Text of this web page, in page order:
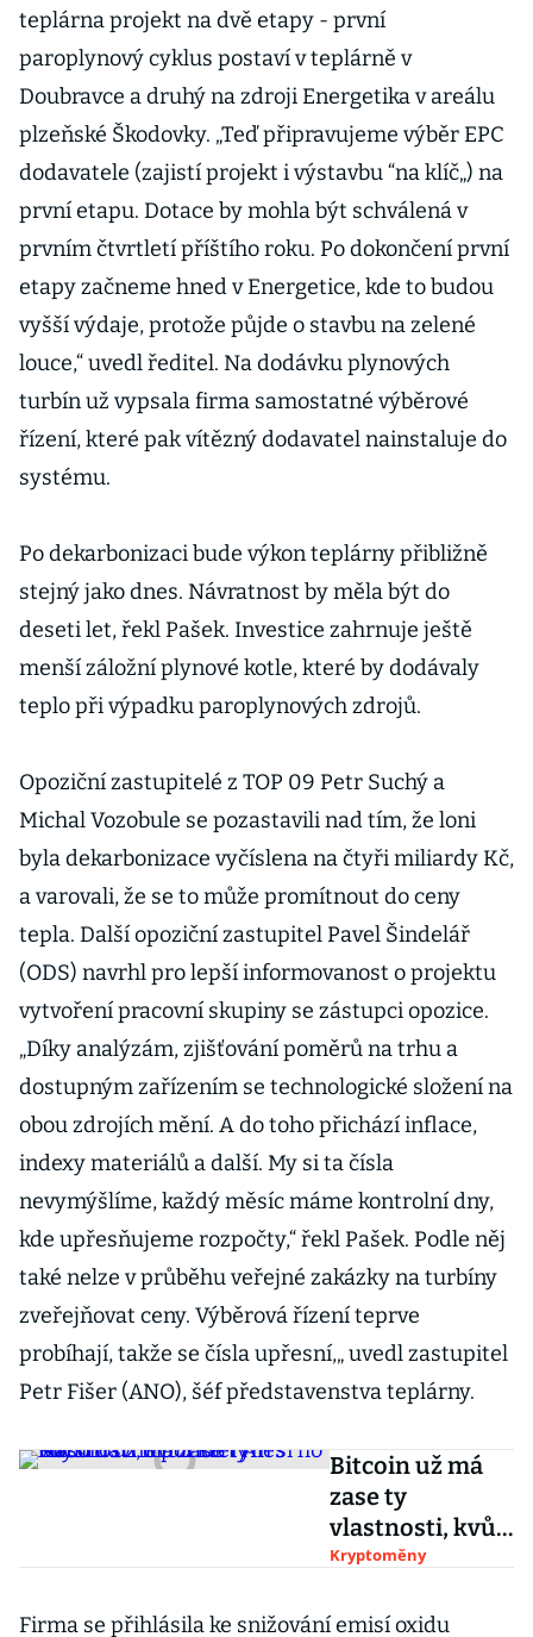
Maďarsku
teplárna projekt na dvě etapy - první
paroplynový cyklus postaví v teplárně v
Doubravce a druhý na zdroji Energetika v areálu
plzeňské Škodovky. „Teď připravujeme výběr EPC
dodavatele (zajistí projekt i výstavbu “na klíč„) na
první etapu. Dotace by mohla být schválená v
prvním čtvrtletí příštího roku. Po dokončení první
etapy začneme hned v Energetice, kde to budou
vyšší výdaje, protože půjde o stavbu na zelené
louce,“ uvedl ředitel. Na dodávku plynových
turbín už vypsala firma samostatné výběrové
řízení, které pak vítězný dodavatel nainstaluje do
systému.
Po dekarbonizaci bude výkon teplárny přibližně
stejný jako dnes. Návratnost by měla být do
deseti let, řekl Pašek. Investice zahrnuje ještě
menší záložní plynové kotle, které by dodávaly
teplo při výpadku paroplynových zdrojů.
Opoziční zastupitelé z TOP 09 Petr Suchý a
Michal Vozobule se pozastavili nad tím, že loni
byla dekarbonizace vyčíslena na čtyři miliardy Kč,
a varovali, že se to může promítnout do ceny
tepla. Další opoziční zastupitel Pavel Šindelář
(ODS) navrhl pro lepší informovanost o projektu
vytvoření pracovní skupiny se zástupci opozice.
„Díky analýzám, zjišťování poměrů na trhu a
dostupným zařízením se technologické složení na
obou zdrojích mění. A do toho přichází inflace,
indexy materiálů a další. My si ta čísla
nevymýšlíme, každý měsíc máme kontrolní dny,
kde upřesňujeme rozpočty,“ řekl Pašek. Podle něj
také nelze v průběhu veřejné zakázky na turbíny
zveřejňovat ceny. Výběrová řízení teprve
probíhají, takže se čísla upřesní,„ uvedl zastupitel
Petr Fišer (ANO), šéf představenstva teplárny.
Bitcoin už má
zase ty
vlastnosti, kvůli
kterým si ho
pořídil i Aleš
Kryptoměny
Firma se přihlásila ke snižování emisí oxidu